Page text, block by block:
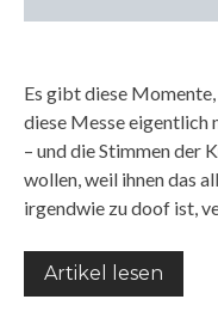
Es gibt diese
diese Messe eigentlich
– und die Stimmen der
wollen, weil ihnen das
irgendwie zu doof ist,
Artikel lesen